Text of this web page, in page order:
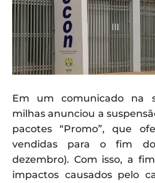
Em um comunicado na
milhas anunciou a
pacotes “Promo”, que
vendidas para o fim
dezembro). Com isso, a
impactos causados pelo